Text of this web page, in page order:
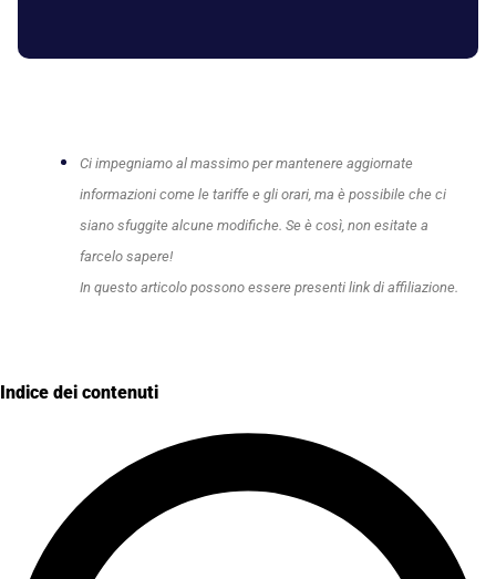
Ci impegniamo al massimo per mantenere aggiornate
informazioni come le tariffe e gli orari, ma è possibile che ci
siano sfuggite alcune modifiche. Se è così, non esitate a
farcelo sapere!
In questo articolo possono essere presenti link di affiliazione.
Indice dei contenuti